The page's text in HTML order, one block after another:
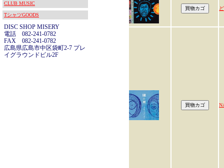
CLUB MUSIC
TシャツGOODS
DISC SHOP MISERY
電話 082-241-0782
FAX 082-241-0782
広島県広島市中区袋町2-7 プレ
イグラウンドビル2F